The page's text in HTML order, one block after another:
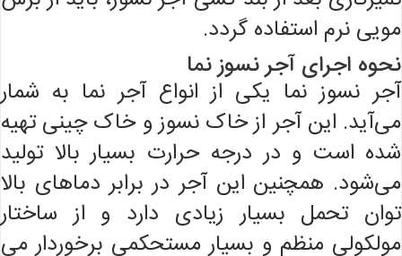
مویی نرم استفاده گردد.
نحوه اجرای آجر نسوز نما
آجر نسوز نما یکی از انواع آجر نما به شمار
می‌آید. این آجر از خاک نسوز و خاک چینی تهیه
شده است و در درجه حرارت بسیار بالا تولید
می‌شود. همچنین این آجر در برابر دماهای بالا
توان تحمل بسیار زیادی دارد و از ساختار
مولکولی منظم و بسیار مستحکمی برخوردار می